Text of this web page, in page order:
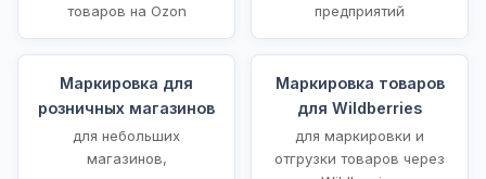
товаров на Ozon
предприятий
Маркировка для
розничных магазинов
для небольших
магазинов,
Маркировка товаров
для Wildberries
для маркировки и
отгрузки товаров через